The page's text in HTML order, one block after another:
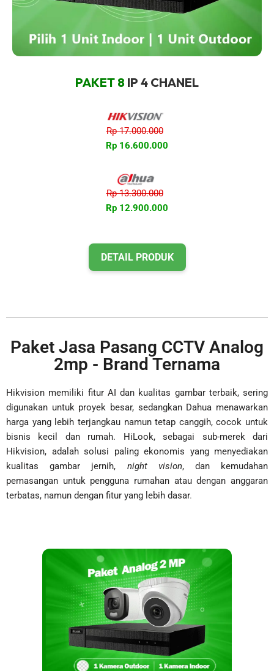
PAKET 8 IP 4 CHANEL
Rp 17.000.000
Rp 16.600.000
Rp 13.300.000
Rp 12.900.000
DETAIL PRODUK
Paket Jasa Pasang CCTV Analog
2mp - Brand Ternama
Hikvision memiliki fitur AI dan kualitas gambar terbaik, sering
digunakan untuk proyek besar, sedangkan Dahua menawarkan
harga yang lebih terjangkau namun tetap canggih, cocok untuk
bisnis kecil dan rumah. HiLook, sebagai sub-merek dari
Hikvision, adalah solusi paling ekonomis yang menyediakan
kualitas gambar jernih, night vision, dan kemudahan
pemasangan untuk pengguna rumahan atau dengan anggaran
terbatas, namun dengan fitur yang lebih dasar.